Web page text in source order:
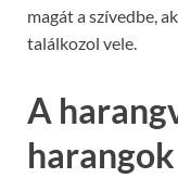
magát a szívedbe,
találkozol vele.
A
harangok